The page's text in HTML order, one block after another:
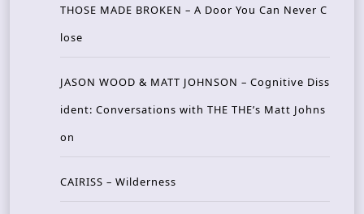
THOSE MADE BROKEN – A Door You Can Never C
lose
JASON WOOD & MATT JOHNSON – Cognitive Diss
ident: Conversations with THE THE’s Matt Johns
on
CAIRISS – Wilderness